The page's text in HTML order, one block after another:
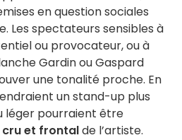
en question sociales
Les spectateurs sensibles à
ou provocateur, ou à
Gardin ou Gaspard
une tonalité proche. En
un stand-up plus
léger pourraient être
et frontalde l’artiste.